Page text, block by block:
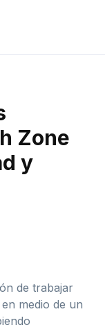
Zone
y
de trabajar
medio de un